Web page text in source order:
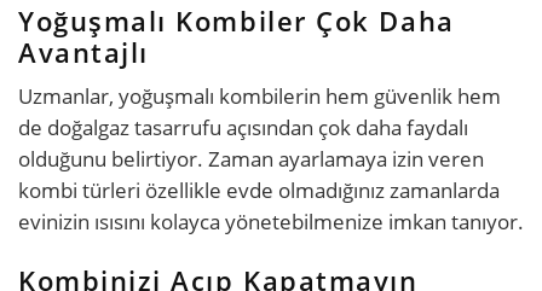
Yoğuşmalı Kombiler Çok Daha
Avantajlı
Uzmanlar, yoğuşmalı kombilerin hem güvenlik hem
de doğalgaz tasarrufu açısından çok daha faydalı
olduğunu belirtiyor. Zaman ayarlamaya izin veren
kombi türleri özellikle evde olmadığınız zamanlarda
evinizin ısısını kolayca yönetebilmenize imkan tanıyor.
Kombinizi Açıp Kapatmayın